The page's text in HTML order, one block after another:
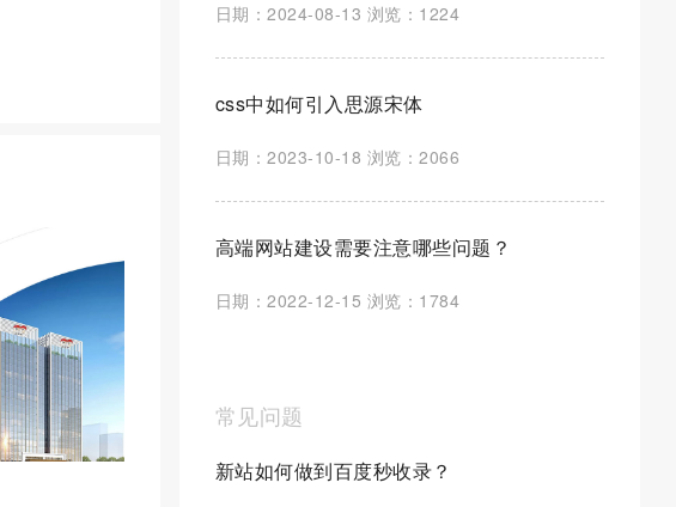
日期：2024-08-13 浏览：1224
css中如何引入思源宋体
日期：2023-10-18 浏览：2066
高端网站建设需要注意哪些问题？
日期：2022-12-15 浏览：1784
常见问题
新站如何做到百度秒收录？